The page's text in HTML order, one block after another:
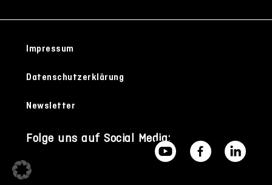
Impressum
Datenschutzerklärung
Newsletter
Folge uns auf Social Media: